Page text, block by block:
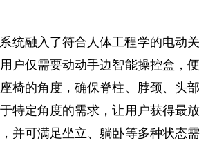
统融入了符合人体工程学的电动关
户仅需要动动手边智能操控盒，便
椅的角度，确保脊柱、脖颈、头部
特定角度的需求，让用户获得最放
并可满足坐立、躺卧等多种状态需